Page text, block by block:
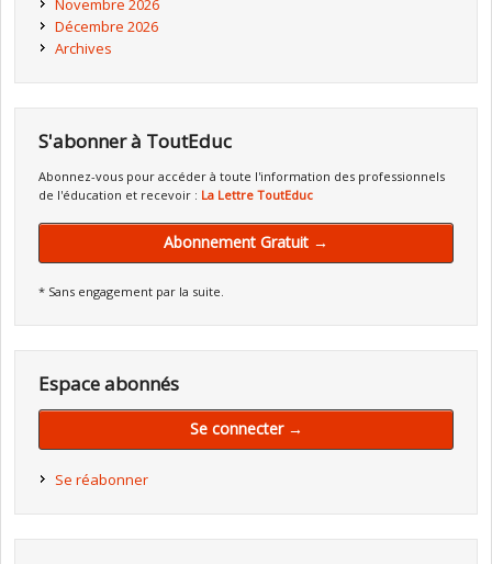
Novembre 2026
Décembre 2026
Archives
S'abonner à ToutEduc
Abonnez-vous pour accéder à toute l'information des professionnels
de l'éducation et recevoir : La Lettre ToutEduc
Abonnement Gratuit →
* Sans engagement par la suite.
Espace abonnés
Se connecter →
Se réabonner